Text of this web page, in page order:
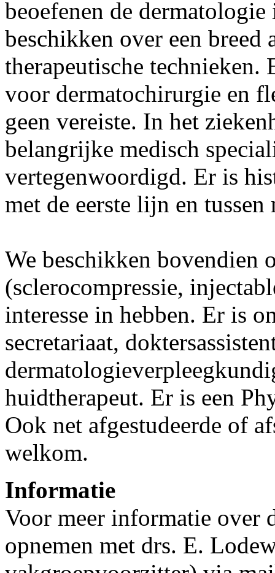
beoefenen de
beschikken over een breed
therapeutische technieken.
voor dermatochirurgie en
geen vereiste. In het
belangrijke medisch
vertegenwoordigd. Er is
met de eerste lijn en
We beschikken bovendien
(sclerocompressie,
interesse in hebben. Er is
secretariaat,
huidtherapeut. Er is een
Ook net afgestudeerde of
welkom.
Informatie
Voor meer informatie over
opnemen met drs. E.